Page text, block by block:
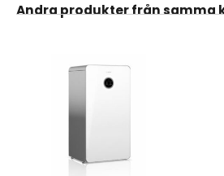
Andra produkter från samma